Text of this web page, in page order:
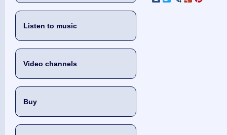
Listen to music
Video channels
Buy